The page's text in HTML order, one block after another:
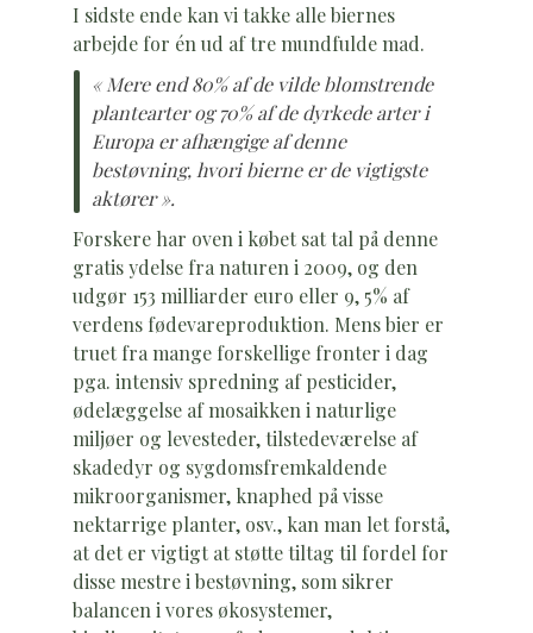
I sidste ende kan vi takke alle biernes
arbejde for én ud af tre mundfulde mad.
« Mere end 80% af de vilde blomstrende
plantearter og 70% af de dyrkede arter i
Europa er afhængige af denne
bestøvning, hvori bierne er de vigtigste
aktører ».
Forskere har oven i købet sat tal på denne
gratis ydelse fra naturen i 2009, og den
udgør 153 milliarder euro eller 9, 5% af
verdens fødevareproduktion. Mens bier er
truet fra mange forskellige fronter i dag
pga. intensiv spredning af pesticider,
ødelæggelse af mosaikken i naturlige
miljøer og levesteder, tilstedeværelse af
skadedyr og sygdomsfremkaldende
mikroorganismer, knaphed på visse
nektarrige planter, osv., kan man let forstå,
at det er vigtigt at støtte tiltag til fordel for
disse mestre i bestøvning, som sikrer
balancen i vores økosystemer,